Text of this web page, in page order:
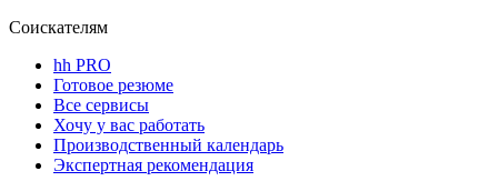
Соискателям
hh PRO
Готовое резюме
Все сервисы
Хочу у вас работать
Производственный календарь
Экспертная рекомендация